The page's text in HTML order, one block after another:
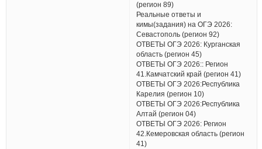
(регион 89)
Реальные ответы и
кимы(задания) на ОГЭ 2026:
Севастополь (регион 92)
ОТВЕТЫ ОГЭ 2026: Курганская
область (регион 45)
ОТВЕТЫ ОГЭ 2026:: Регион
41.Камчатский край (регион 41)
ОТВЕТЫ ОГЭ 2026:Республика
Карелия (регион 10)
ОТВЕТЫ ОГЭ 2026:Республика
Алтай (регион 04)
ОТВЕТЫ ОГЭ 2026: Регион
42.Кемеровская область (регион
41)